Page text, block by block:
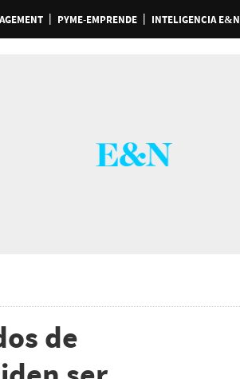
PYME-EMPRENDE INTELIGENCIA E&N
de